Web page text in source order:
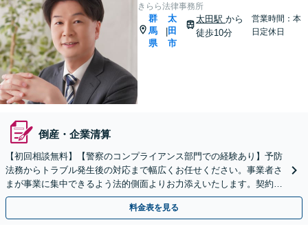
きらら法律事務所
群
馬
県
|
太
田
市
太田駅 から
徒歩10分
営業時間：本
日定休日
倒産・企業清算
【初回相談無料】【警察のコンプライアンス部門での経験あり】予防
法務からトラブル発生後の対応まで幅広くお任せください。事業者さ
まが事業に集中できるよう法的側面よりお力添えいたします。契約書
作成、企業間トラブル、労使問題、不祥事対応など
料金表を見る